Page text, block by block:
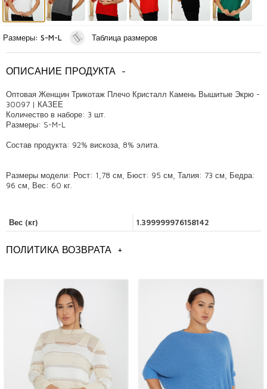
Размеры: S-M-L Таблица размеров
ОПИСАНИЕ ПРОДУКТА -
Оптовая Женщин Трикотаж Плечо Кристалл Камень Вышитые Экрю -
30097 | КАЗЕЕ
Количество в наборе: 3 шт.
Размеры: S-M-L
Состав продукта: 92% вискоза, 8% элита.
Размеры модели: Рост: 1,78 см, Бюст: 95 см, Талия: 73 см, Бедра:
96 см, Вес: 60 кг.
Стамбул оптом трикотажные модели свитеров,
модели женской одежды оптом,
оптовые модели женских свитеров,
Вы можете связаться с нами, чтобы получить подробную
Вес (кг) 1.399999976158142
ПОЛИТИКА ВОЗВРАТА +